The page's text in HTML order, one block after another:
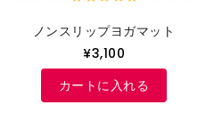
ク
ノンスリップヨガマット
¥3,100
カートに入れる